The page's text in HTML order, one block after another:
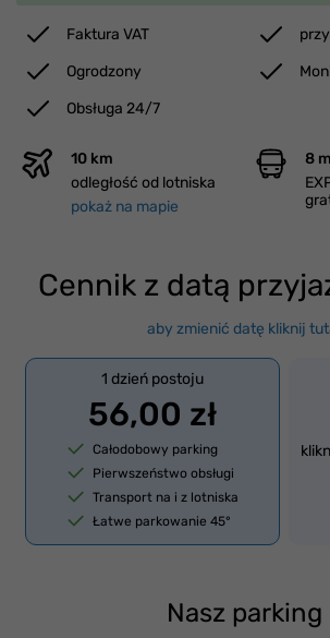
Faktura VAT
Ogrodzony
Obsługa 24/7
10 km
odległość od lotniska
pokaż na mapie
8
Cennik z datą
aby zmienić datę kliknij
1 dzień postoju
56,00 zł
Całodobowy parking
Pierwszeństwo obsługi
Transport na i z lotniska
Łatwe parkowanie 45°
Nasz parking